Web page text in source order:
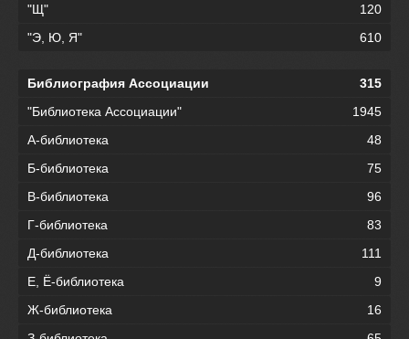
"Щ"
120
"Э, Ю, Я"
610
Библиография Ассоциации
315
"Библиотека Ассоциации"
1945
А-библиотека
48
Б-библиотека
75
В-библиотека
96
Г-библиотека
83
Д-библиотека
111
Е, Ё-библиотека
9
Ж-библиотека
16